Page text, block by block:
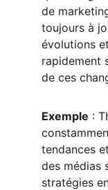
de
toujours à
évolutions
rapidement
de ces
Exemple :
tendances
des médias
stratégies